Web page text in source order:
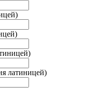
латиницей)